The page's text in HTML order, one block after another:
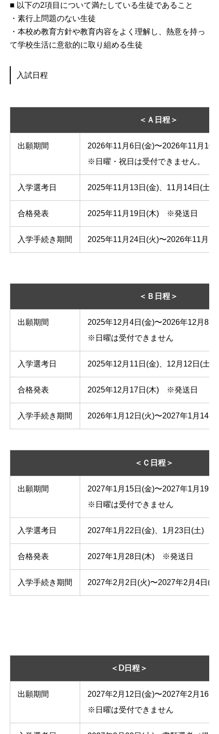
■ 以下の2項目について満たしている生徒であること
・素行上問題のない生徒
・本校め教育方針や教育内容をよく理解し、熱意を持っ
て学校生活に意欲的に取り組める生徒
入試日程
＜Ａ日程＞
出願期間
2026年11月6日(金)〜2026年11月10
※日曜・祝日は受付できません。
入学選考日 2025年11月13日(金)、11月14日(土
合格発表 2025年11月19日(木) ※発送日
入学手続き期間 2025年11月24日(火)〜2026年11月26
＜Ｂ日程＞
出願期間
2025年12月4日(金)〜2026年12月8日
※日曜は受付できません
入学選考日 2025年12月11日(金)、12月12日(土
合格発表 2025年12月17日(木) ※発送日
入学手続き期間 2026年1月12日(火)〜2027年1月14日
＜Ｃ日程＞
出願期間
2027年1月15日(金)〜2027年1月19日
※日曜は受付できません
入学選考日 2027年1月22日(金)、1月23日(土)
合格発表 2027年1月28日(木) ※発送日
入学手続き期間 2027年2月2日(火)〜2027年2月4日(
＜Ⅾ日程＞
出願期間
2027年2月12日(金)〜2027年2月16日
※日曜は受付できません